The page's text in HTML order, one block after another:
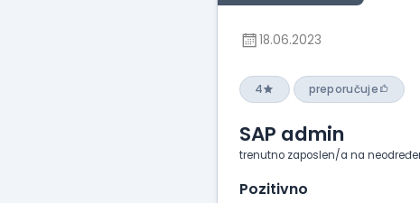
18.06.2023
4 preporučuje
SAP admin
trenutno zaposlen/a na
Pozitivno